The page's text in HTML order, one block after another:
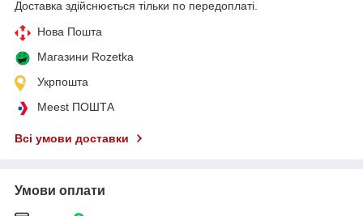
Доставка здійснюється тільки по передоплаті.
Нова Пошта
Магазини Rozetka
Укрпошта
Meest ПОШТА
Всі умови доставки
Умови оплати